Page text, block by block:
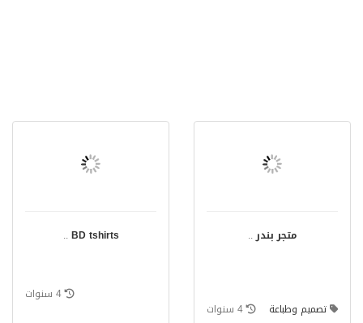
متجر بندر..
تصميم وطباعة 4 سنوات
BD tshirts
..
4 سنوات